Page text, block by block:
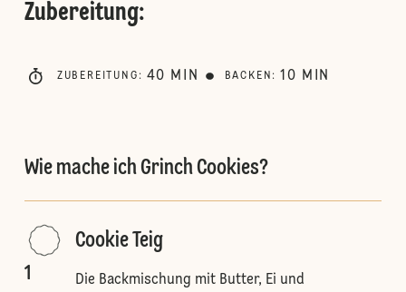
Zubereitung:
ZUBEREITUNG : 40 MIN BACKEN : 10 MIN
Wie mache ich Grinch Cookies?
1
Cookie Teig
Die Backmischung mit Butter, Ei und